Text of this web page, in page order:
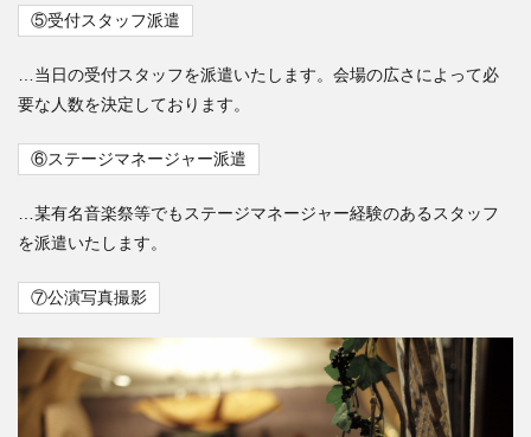
⑤受付スタッフ派遣
…当日の受付スタッフを派遣いたします。会場の広さによって必
要な人数を決定しております。
⑥ステージマネージャー派遣
…某有名音楽祭等でもステージマネージャー経験のあるスタッフ
を派遣いたします。
⑦公演写真撮影